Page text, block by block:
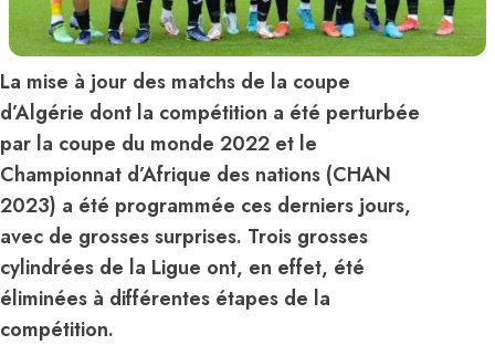
La mise à jour des matchs de la coupe
d’Algérie dont la compétition a été perturbée
par la coupe du monde 2022 et le
Championnat d’Afrique des nations (CHAN
2023) a été programmée ces derniers jours,
avec de grosses surprises. Trois grosses
cylindrées de la Ligue ont, en effet, été
éliminées à différentes étapes de la
compétition.